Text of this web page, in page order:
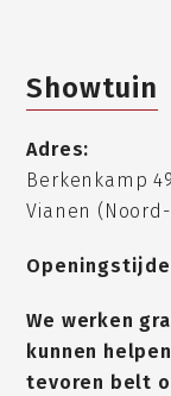
Showtuin
Adres:
Berkenkamp 49
Vianen
We werken
kunnen
tevoren belt